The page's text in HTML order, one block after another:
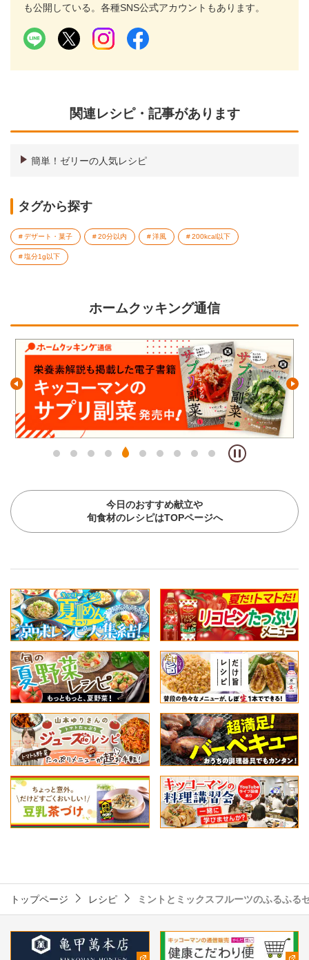
も公開している。各種SNS公式アカウントもあります。
関連レシピ・記事があります
簡単！ゼリーの人気レシピ
タグから探す
デザート・菓子 20分以内 洋風 200kcal以下
塩分1g以下
ホームクッキング通信
今日のおすすめ献立や
旬食材のレシピはTOPページへ
トップページ レシピ ミントとミックスフルーツのふるふる